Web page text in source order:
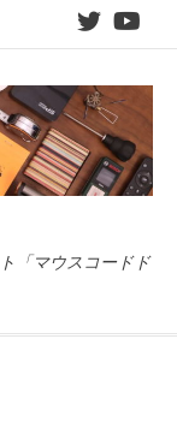
twitter
「マウスコードド